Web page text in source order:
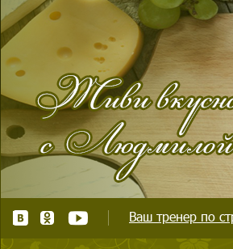
Ваш тренер по